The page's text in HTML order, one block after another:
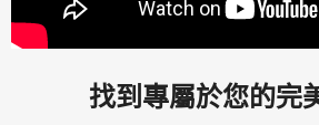
找到專屬於您的完